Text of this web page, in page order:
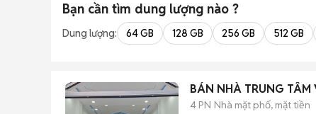
Bạn cần tìm dung lượng nào ?
Dung lượng: 64 GB 128 GB 256 GB 512 GB
BÁN NHÀ TRUNG
4 PN Nhà mặt phố, mặt tiền